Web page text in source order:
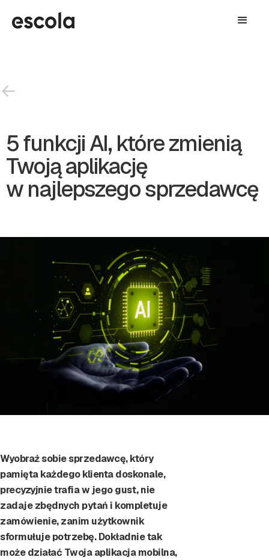
←
5 funkcji AI, które zmienią
Twoją aplikację
w najlepszego sprzedawcę
Wyobraź sobie sprzedawcę, który
pamięta każdego klienta doskonale,
precyzyjnie trafia w jego gust, nie
zadaje zbędnych pytań i kompletuje
zamówienie, zanim użytkownik
sformułuje potrzebę. Dokładnie tak
może działać Twoja aplikacja mobilna,